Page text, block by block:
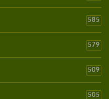
585
579
509
505